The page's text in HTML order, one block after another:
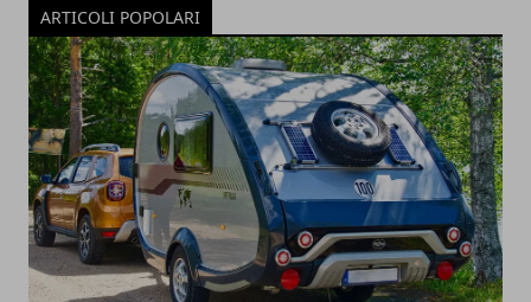
ARTICOLI POPOLARI